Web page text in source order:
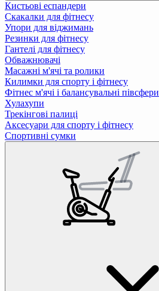
Кистьові еспандери
Скакалки для фітнесу
Упори для віджимань
Резинки для фітнесу
Гантелі для фітнесу
Обважнювачі
Масажні м'ячі та ролики
Килимки для спорту і фітнесу
Фітнес м'ячі і балансувальні півсфери
Хулахупи
Трекінгові палиці
Аксесуари для спорту і фітнесу
Спортивні сумки